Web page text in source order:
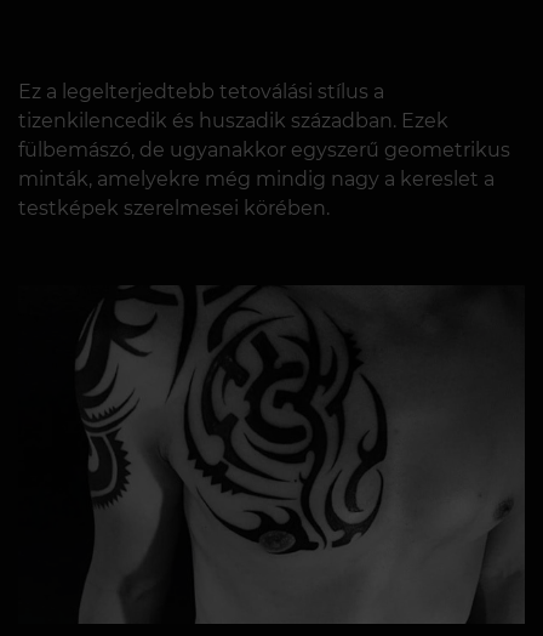
Ez a legelterjedtebb tetoválási stílus a
tizenkilencedik és huszadik században. Ezek
fülbemászó, de ugyanakkor egyszerű geometrikus
minták, amelyekre még mindig nagy a kereslet a
testképek szerelmesei körében.